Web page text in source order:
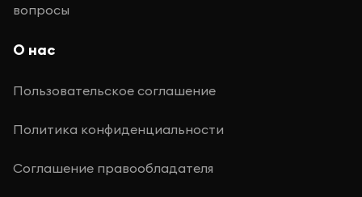
вопросы
О нас
Пользовательское соглашение
Политика конфиденциальности
Соглашение правообладателя